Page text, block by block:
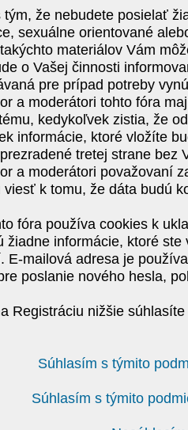
tým, že nebudete posielať
sexuálne orientované
materiálov Vám
o Vašej činnosti
pre prípad potreby
a moderátori tohto fóra
kedykoľvek zistia, že
informácie, ktoré vložíte
tretej strane bez
a moderátori považovaní
viesť k tomu, že dáta budú
fóra používa cookies k
žiadne informácie, ktoré
E-mailová adresa je
poslanie nového hesla,
Registráciu nižšie
Súhlasím s týmito
Súhlasím s týmito